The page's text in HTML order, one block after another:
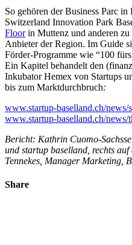
So gehören der Business Parc
Switzerland Innovation Park
Floorin Muttenz und anderen
Anbieter der Region. Im Guide
Förder-Programme wie “100
Ein Kapitel behandelt den
Inkubator Hemex von Startups
bis zum Marktdurchbruch:
www.startup-baselland.ch/
www.startup-baselland.ch/
Bericht: Kathrin Cuomo-
und startup baselland, rechts
Tennekes, Manager Marketing,
Share